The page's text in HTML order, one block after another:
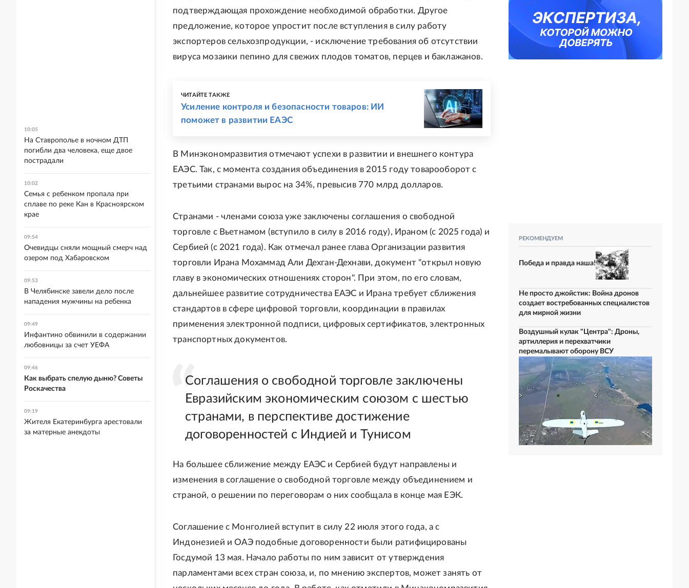
подтверждающая прохождение необходимой обработки. Другое
предложение, которое упростит после вступления в силу работу
экспортеров сельхозпродукции, - исключение требования об отсутствии
вируса мозаики пепино для свежих плодов томатов, перцев и баклажанов.
ЧИТАЙТЕ ТАКЖЕ
Усиление контроля и безопасности товаров: ИИ
поможет в развитии ЕАЭС
В Минэкономразвития отмечают успехи в развитии и внешнего контура
ЕАЭС. Так, с момента создания объединения в 2015 году товарооборот с
третьими странами вырос на 34%, превысив 770 млрд долларов.
Странами - членами союза уже заключены соглашения о свободной
торговле с Вьетнамом (вступило в силу в 2016 году), Ираном (с 2025 года) и
Сербией (с 2021 года). Как отмечал ранее глава Организации развития
торговли Ирана Мохаммад Али Дехган-Дехнави, документ "открыл новую
главу в экономических отношениях сторон". При этом, по его словам,
дальнейшее развитие сотрудничества ЕАЭС и Ирана требует сближения
стандартов в сфере цифровой торговли, координации в правилах
применения электронной подписи, цифровых сертификатов, электронных
транспортных документов.
Соглашения о свободной торговле заключены
Евразийским экономическим союзом с шестью
странами, в перспективе достижение
договоренностей с Индией и Тунисом
На большее сближение между ЕАЭС и Сербией будут направлены и
изменения в соглашение о свободной торговле между объединением и
страной, о решении по переговорам о них сообщала в конце мая ЕЭК.
Соглашение с Монголией вступит в силу 22 июля этого года, а с
Индонезией и ОАЭ подобные договоренности были ратифицированы
Госдумой 13 мая. Начало работы по ним зависит от утверждения
парламентами всех стран союза, и, по мнению экспертов, может занять от
РЕКОМЕНДУЕМ
Победа и правда наша!
Не просто джойстик: Война дронов
создает востребованных специалистов
для мирной жизни
Воздушный кулак "Центра": Дроны,
артиллерия и перехватчики
перемалывают оборону ВСУ
10:05
На Ставрополье в ночном ДТП
погибли два человека, еще двое
пострадали
10:02
Семья с ребенком пропала при
сплаве по реке Кан в Красноярском
крае
09:54
Очевидцы сняли мощный смерч над
озером под Хабаровском
09:53
В Челябинске завели дело после
нападения мужчины на ребенка
09:49
Инфантино обвинили в содержании
любовницы за счет УЕФА
09:46
Как выбрать спелую дыню? Советы
Роскачества
09:19
Жителя Екатеринбурга арестовали
за матерные анекдоты